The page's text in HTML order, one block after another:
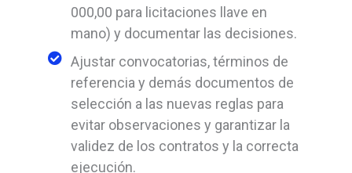
000,00 para licitaciones llave en
mano) y documentar las decisiones.
Ajustar convocatorias, términos de
referencia y demás documentos de
selección a las nuevas reglas para
evitar observaciones y garantizar la
validez de los contratos y la correcta
ejecución.